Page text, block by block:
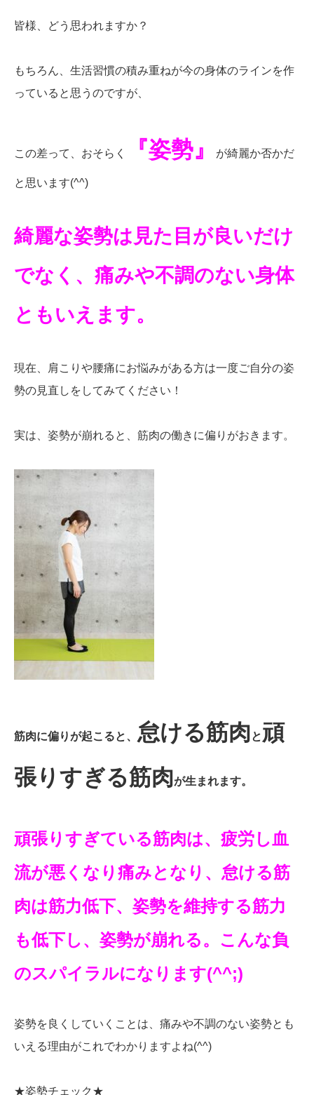
皆様、どう思われますか？
もちろん、生活習慣の積み重ねが今の身体のラインを作
っていると思うのですが、
この差って、おそらく 『姿勢』 が綺麗か否かだ
と思います(^^)
綺麗な姿勢は見た目が良いだけ
でなく、痛みや不調のない身体
ともいえます。
現在、肩こりや腰痛にお悩みがある方は一度ご自分の姿
勢の見直しをしてみてください！
実は、姿勢が崩れると、筋肉の働きに偏りがおきます。
筋肉に偏りが起こると、 怠ける筋肉と頑
張りすぎる筋肉が生まれます。
頑張りすぎている筋肉は、疲労し血
流が悪くなり痛みとなり、怠ける筋
肉は筋力低下、姿勢を維持する筋力
も低下し、姿勢が崩れる。こんな負
のスパイラルになります(^^;)
姿勢を良くしていくことは、痛みや不調のない姿勢とも
いえる理由がこれでわかりますよね(^^)
★姿勢チェック★